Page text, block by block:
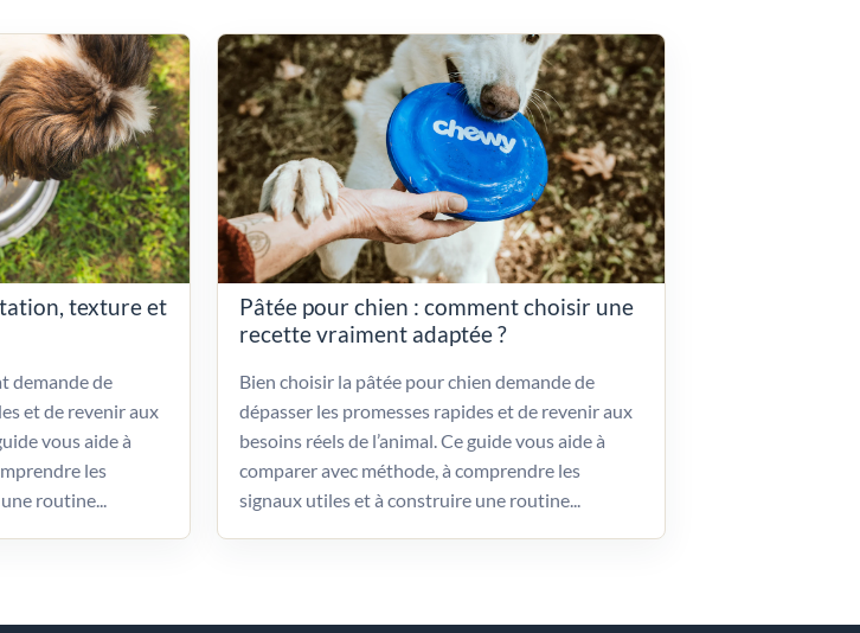
texture et
demande de
et de revenir aux
vous aide à
les
routine...
Pâtée pour chien : comment choisir une
recette vraiment adaptée ?
Bien choisir la pâtée pour chien demande de
dépasser les promesses rapides et de revenir aux
besoins réels de l’animal. Ce guide vous aide à
comparer avec méthode, à comprendre les
signaux utiles et à construire une routine...